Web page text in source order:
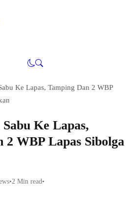
Ke Lapas, Tamping Dan 2 WBP
Ke Lapas,
2 WBP Lapas Sibolga
•2 Min read•